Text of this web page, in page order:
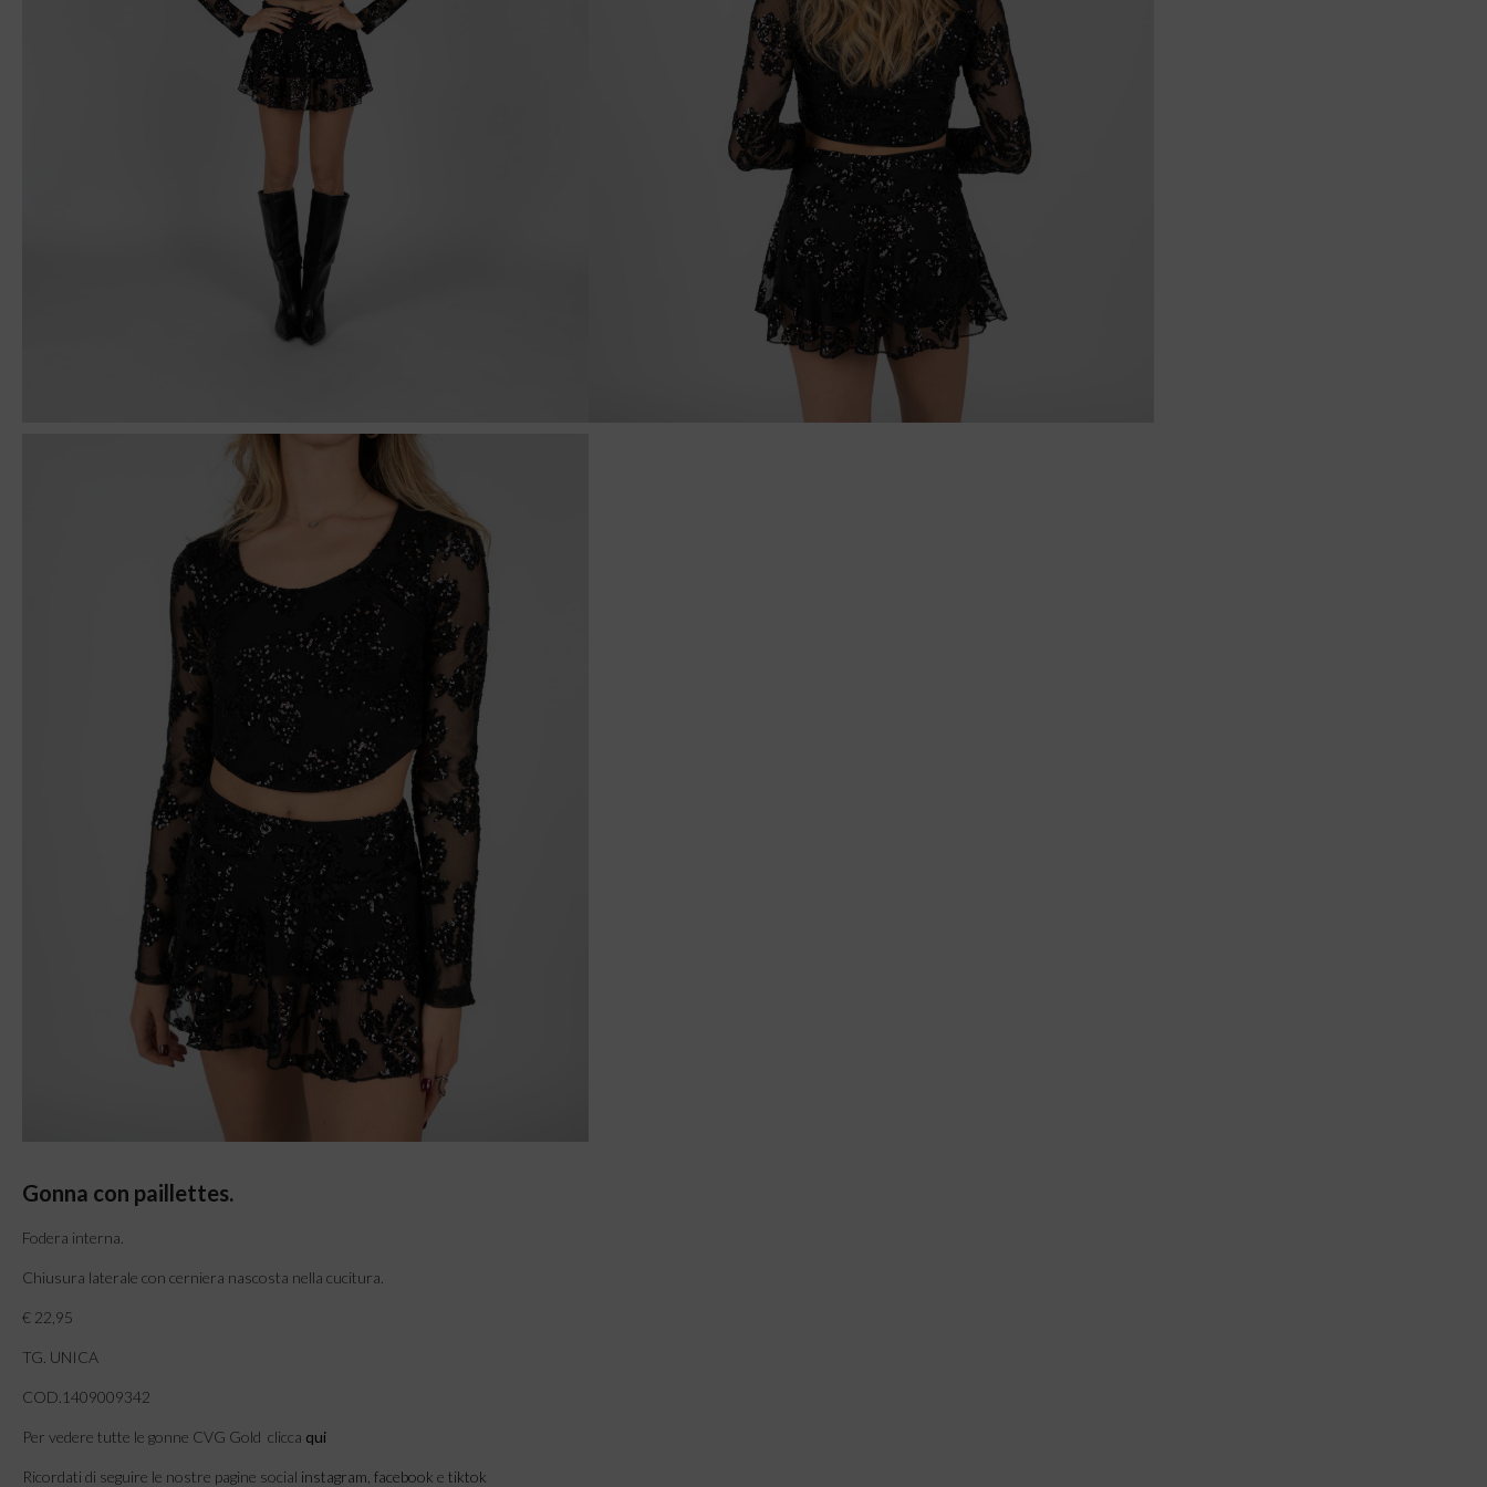
Gonna con paillettes.
Fodera interna.
Chiusura laterale con cerniera nascosta nella cucitura.
€ 22,95
TG. UNICA
COD.1409009342
Per vedere tutte le gonne CVG Gold clicca qui
Ricordati di seguire le nostre pagine social instagram facebook e tiktok